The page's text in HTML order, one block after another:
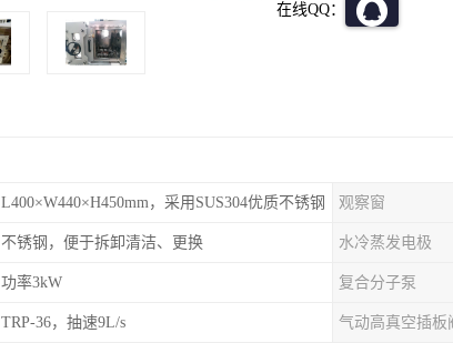
在线QQ：
L400×W440×H450mm，采用SUS304优质不锈钢 观察窗
不锈钢，便于拆卸清洁、更换 水冷蒸发电极
功率3kW 复合分子泵
TRP-36，抽速9L/s 气动高真空插板